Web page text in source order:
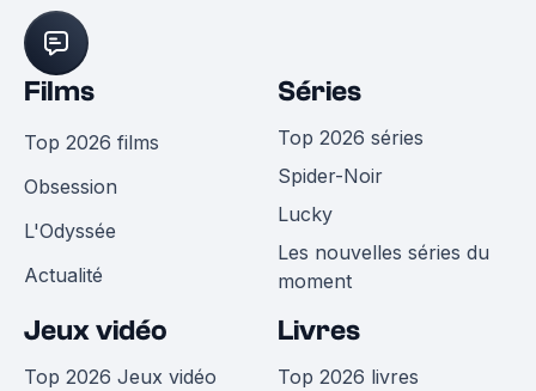
Films
Top 2026 films
Obsession
L'Odyssée
Actualité
Séries
Top 2026 séries
Spider-Noir
Lucky
Les nouvelles séries du
moment
Jeux vidéo
Top 2026 Jeux vidéo
Livres
Top 2026 livres